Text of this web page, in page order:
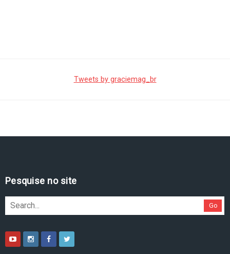
Tweets by graciemag_br
Pesquise no site
Go